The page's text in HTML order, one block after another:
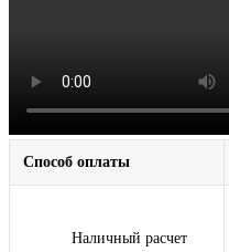
Способ оплаты
Наличный расчет